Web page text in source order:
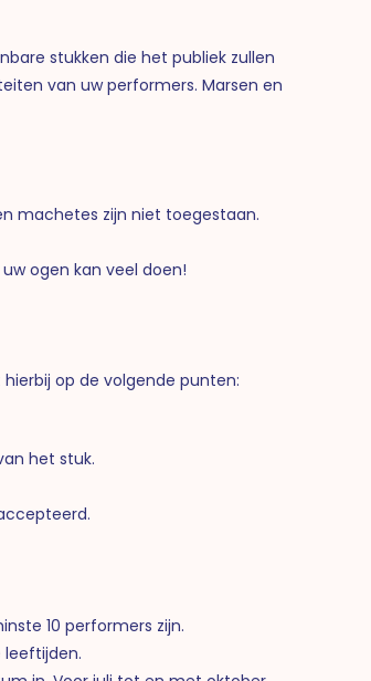
stukken die het publiek zullen
van uw performers. Marsen en
machetes zijn niet toegestaan.
ogen kan veel doen!
op de volgende punten:
het stuk.
10 performers zijn.